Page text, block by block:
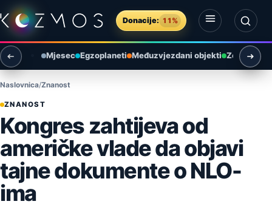
Preskoči na sadržaj
Donacije: 11%
Otvori izbornik
Otvori pretragu
Mjesec Egzoplaneti Međuzvjezdani objekti Zemlja i
Naslovnica Znanost
ZNANOST
Kongres zahtijeva od
američke vlade da objavi
tajne dokumente o NLO-
ima